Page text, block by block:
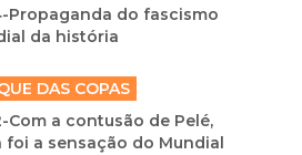
Propaganda do fascismo
da história
DAS COPAS
Com a contusão de Pelé,
foi a sensação do Mundial